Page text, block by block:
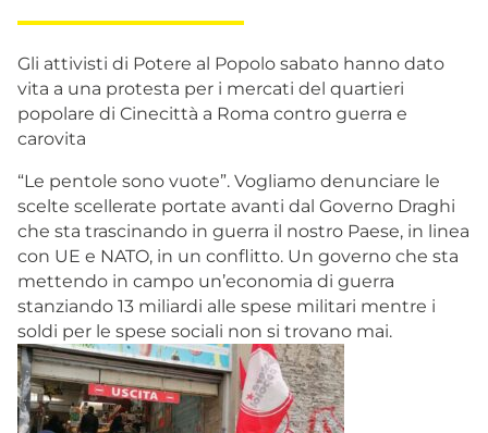
Gli attivisti di Potere al Popolo sabato hanno dato
vita a una protesta per i mercati del quartieri
popolare di Cinecittà a Roma contro guerra e
carovita
“Le pentole sono vuote”. Vogliamo denunciare le
scelte scellerate portate avanti dal Governo Draghi
che sta trascinando in guerra il nostro Paese, in linea
con UE e NATO, in un conflitto. Un governo che sta
mettendo in campo un’economia di guerra
stanziando 13 miliardi alle spese militari mentre i
soldi per le spese sociali non si trovano mai.